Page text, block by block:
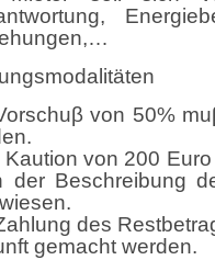
von 50%
Kaution von 200
der Beschreibung
des
gemacht werden.